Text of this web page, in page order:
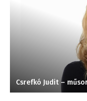
Csrefkó Judit –